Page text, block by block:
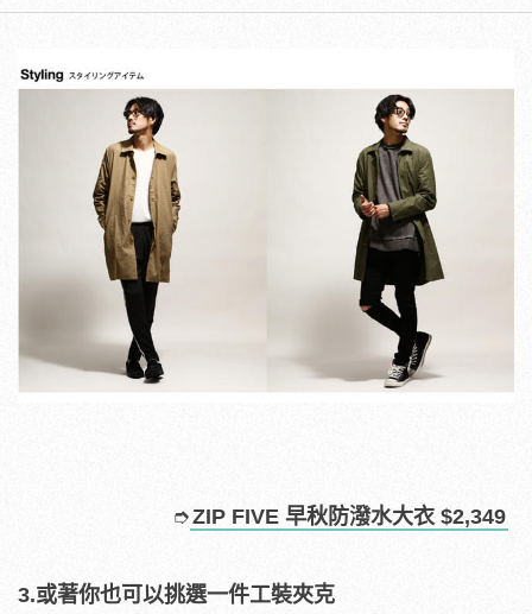
➮ZIP FIVE 早秋防潑水大衣 $2,349
3.或著你也可以挑選一件工裝夾克